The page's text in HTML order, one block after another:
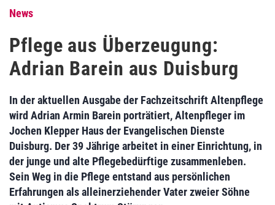
News
Pflege aus Überzeugung:
Adrian Barein aus Duisburg
In der aktuellen Ausgabe der Fachzeitschrift Altenpflege
wird Adrian Armin Barein porträtiert, Altenpfleger im
Jochen Klepper Haus der Evangelischen Dienste
Duisburg. Der 39 Jährige arbeitet in einer Einrichtung, in
der junge und alte Pflegebedürftige zusammenleben.
Sein Weg in die Pflege entstand aus persönlichen
Erfahrungen als alleinerziehender Vater zweier Söhne